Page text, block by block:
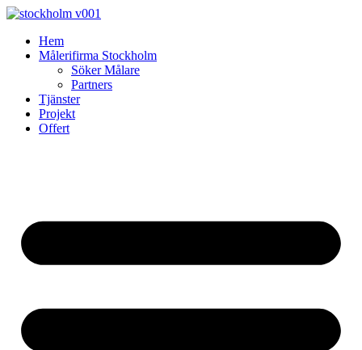
Skip
contentHem
Målerifirma Stockholm
Söker Målare
Partners
Tjänster
Projekt
Offert